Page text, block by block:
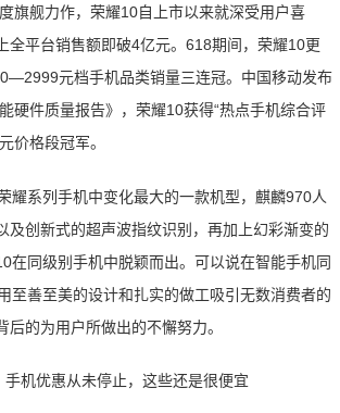
旗舰力作，荣耀10自上市以来就深受用户喜
全平台销售额即破4亿元。618期间，荣耀10更
元档手机品类销量三连冠。中国移动发布
硬件质量报告》，荣耀10获得“热点手机综合评
价格段冠军。
耀系列手机中变化最大的一款机型，麒麟970人
及创新式的超声波指纹识别，再加上幻彩渐变的
在同级别手机中脱颖而出。可以说在智能手机同
至善至美的设计和扎实的做工吸引无数消费者的
后的为用户所做出的不懈努力。